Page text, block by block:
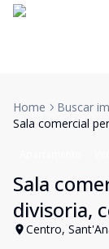
Home
Buscar
Sala comercial
Sala
divisoria,
Centro,